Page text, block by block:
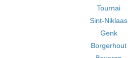
Tournai
Sint-Niklaas
Genk
Borgerhout